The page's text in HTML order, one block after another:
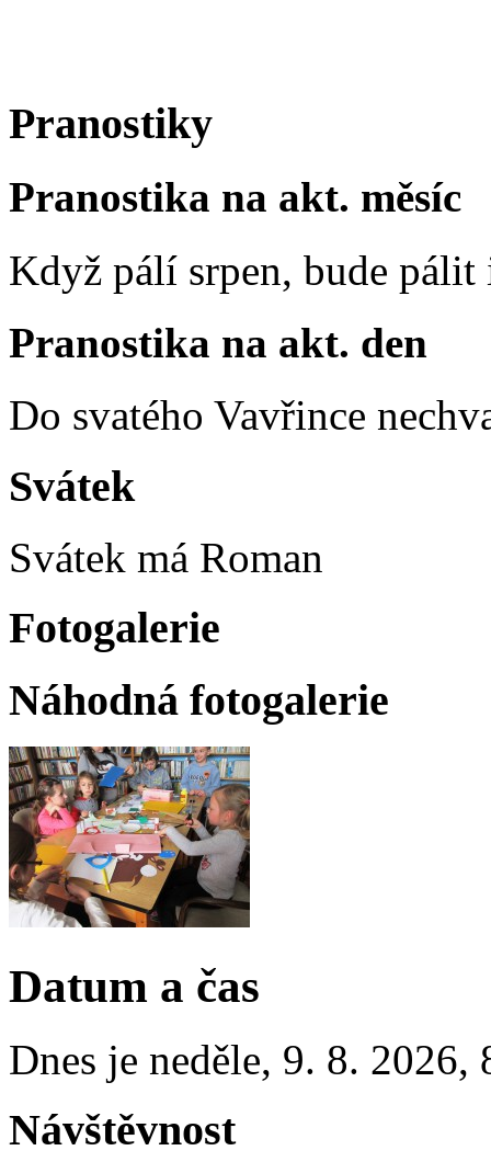
Pranostiky
Pranostika na akt. měsíc
Když pálí srpen, bude
Pranostika na akt. den
Do svatého Vavřince
Svátek
Svátek má Roman
Fotogalerie
Náhodná fotogalerie
Datum a čas
Dnes je neděle, 9. 8. 2026,
Návštěvnost